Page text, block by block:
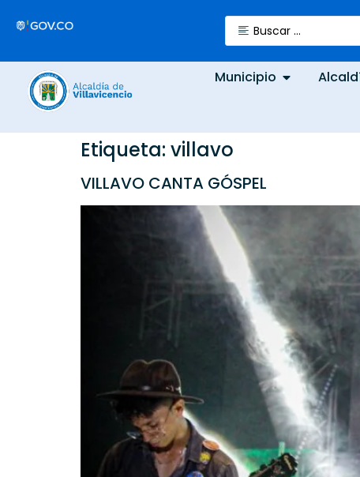
Municipio
Etiqueta: villavo
VILLAVO CANTA GÓSPEL